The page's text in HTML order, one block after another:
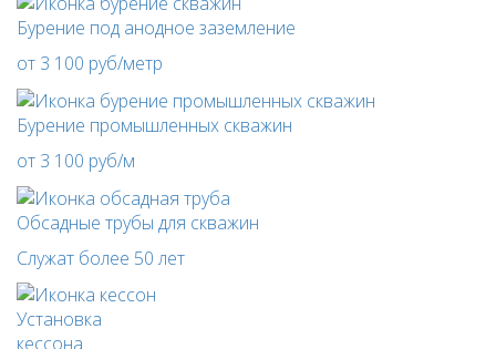
Бурение под анодное заземление
от 3 100 руб/метр
Бурение промышленных скважин
от 3 100 руб/м
Обсадные трубы для скважин
Служат более 50 лет
Установка
кессона